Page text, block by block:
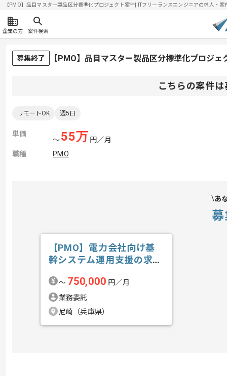
【PMO】品目マスター製品区分標準化プロジェクト案件| ITフリーランスエンジニアの求人・
企業の方 案件検索
募集終了 【PMO】品目マスター製品区分標準化プロジ
こちらの案件
リモートOK 週5日
単価
〜55万 円／月
職種
PMO
あ
【PMO】電力会社向け基
幹システム運用支援の求
〜 750,000 円／月
業務委託
尼崎（兵庫県）